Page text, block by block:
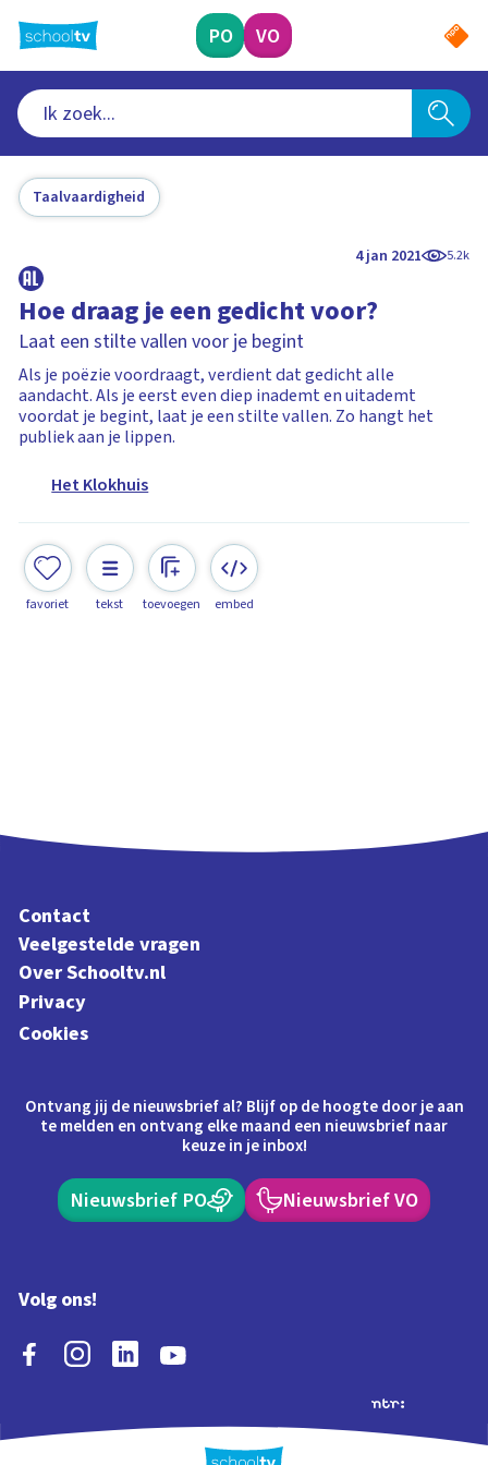
naar
hoofdinhoud
PO VO
Taalvaardigheid
4 jan 2021 5.2k
Hoe draag je een gedicht voor?
Laat een stilte vallen voor je begint
Als je poëzie voordraagt, verdient dat gedicht alle
aandacht. Als je eerst even diep inademt en uitademt
voordat je begint, laat je een stilte vallen. Zo hangt het
publiek aan je lippen.
Het Klokhuis
favoriet tekst toevoegen embed
Contact
Veelgestelde vragen
Over Schooltv.nl
Privacy
Cookies
Ontvang jij de nieuwsbrief al? Blijf op de hoogte door je aan
te melden en ontvang elke maand een nieuwsbrief naar
keuze in je inbox!
Nieuwsbrief PO Nieuwsbrief VO
Volg ons!